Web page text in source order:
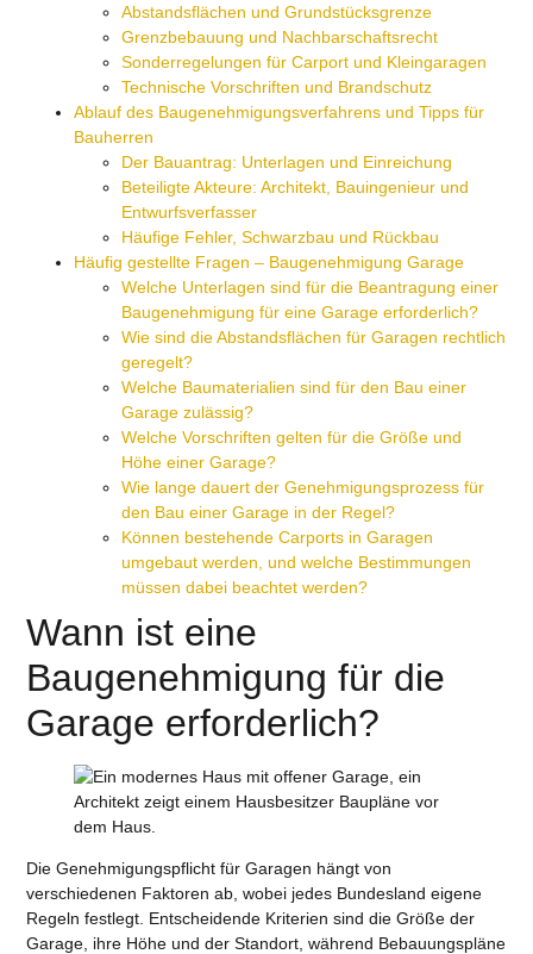
Abstandsflächen und Grundstücksgrenze
Grenzbebauung und Nachbarschaftsrecht
Sonderregelungen für Carport und Kleingaragen
Technische Vorschriften und Brandschutz
Ablauf des Baugenehmigungsverfahrens und Tipps für
Bauherren
Der Bauantrag: Unterlagen und Einreichung
Beteiligte Akteure: Architekt, Bauingenieur und
Entwurfsverfasser
Häufige Fehler, Schwarzbau und Rückbau
Häufig gestellte Fragen – Baugenehmigung Garage
Welche Unterlagen sind für die Beantragung einer
Baugenehmigung für eine Garage erforderlich?
Wie sind die Abstandsflächen für Garagen rechtlich
geregelt?
Welche Baumaterialien sind für den Bau einer
Garage zulässig?
Welche Vorschriften gelten für die Größe und
Höhe einer Garage?
Wie lange dauert der Genehmigungsprozess für
den Bau einer Garage in der Regel?
Können bestehende Carports in Garagen
umgebaut werden, und welche Bestimmungen
müssen dabei beachtet werden?
Wann ist eine
Baugenehmigung für die
Garage erforderlich?
Die Genehmigungspflicht für Garagen hängt von
verschiedenen Faktoren ab, wobei jedes Bundesland eigene
Regeln festlegt. Entscheidende Kriterien sind die Größe der
Garage, ihre Höhe und der Standort, während Bebauungspläne